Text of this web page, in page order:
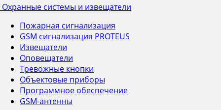
Охранные системы и извещатели
Пожарная сигнализация
GSM сигнализация PROTEUS
Извещатели
Оповещатели
Тревожные кнопки
Объектовые приборы
Программное обеспечение
GSM-антенны